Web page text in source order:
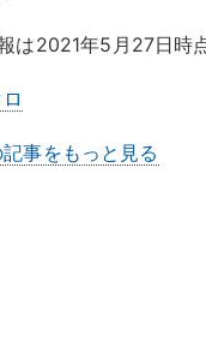
は2021年5月27日時
記事をもっと見る